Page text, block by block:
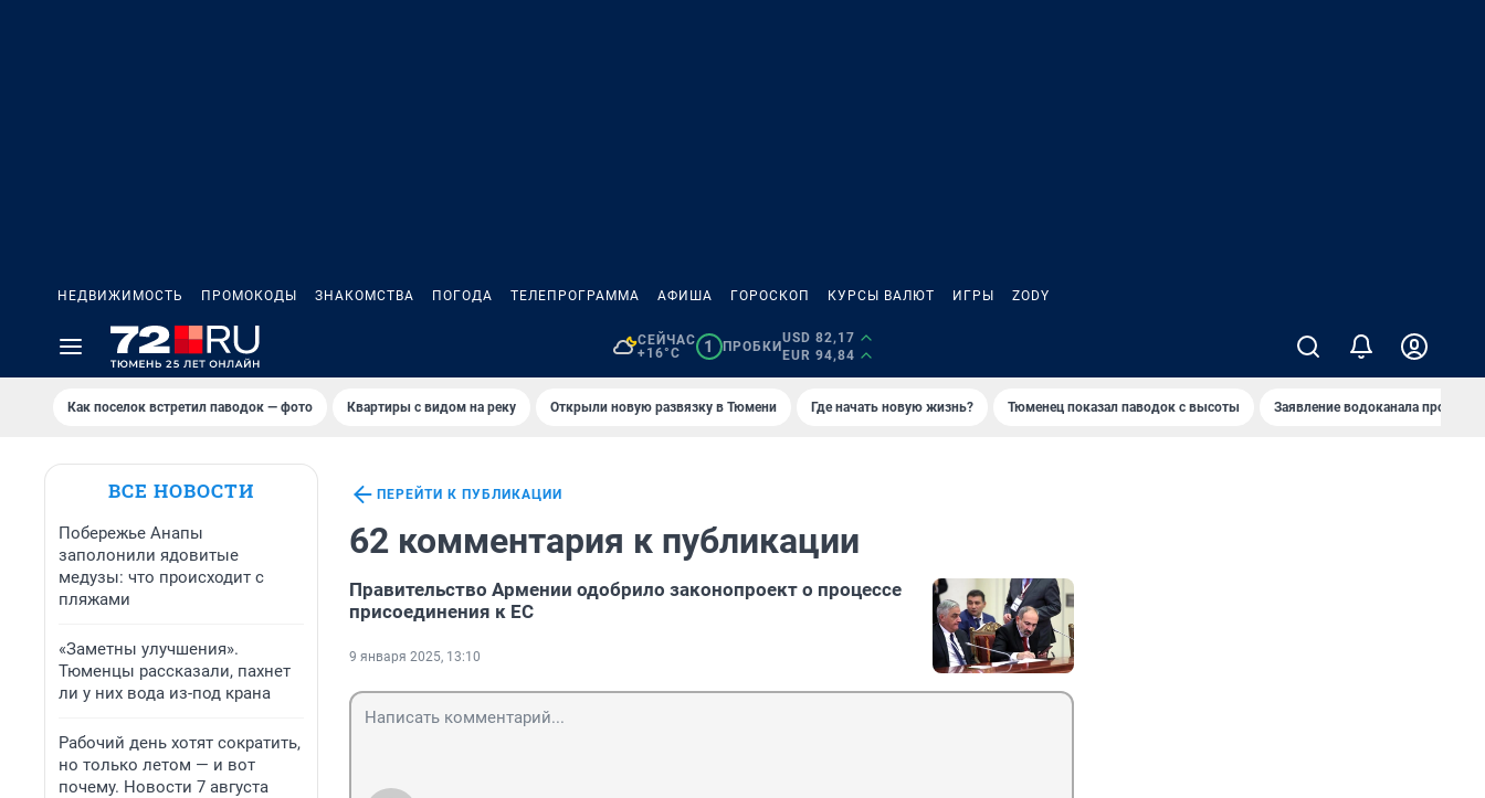
НЕДВИЖИМОСТЬ ПРОМОКОДЫ ЗНАКОМСТВА ПОГОДА ТЕЛЕПРОГРАММА АФИША ГОРОСКОП КУРСЫ ВАЛЮТ ИГРЫ ZODY
СЕЙЧАС
+16°C
1 ПРОБКИ
USD 82,17
EUR 94,84
Как поселок встретил паводок — фото Квартиры с видом на реку Открыли новую развязку в Тюмени Где начать новую жизнь? Тюменец показал паводок с высоты Заявление водоканала про
ВСЕ НОВОСТИ
Побережье Анапы
заполонили ядовитые
медузы: что происходит с
пляжами
«Заметны улучшения».
Тюменцы рассказали, пахнет
ли у них вода из-под крана
Рабочий день хотят сократить,
но только летом — и вот
почему. Новости 7 августа
ПЕРЕЙТИ К ПУБЛИКАЦИИ
62 комментария к публикации
Правительство Армении одобрило законопроект о процессе
присоединения к ЕС
9 января 2025, 13:10